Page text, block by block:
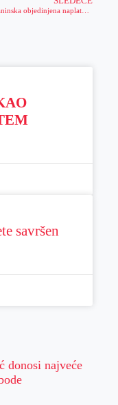
savršen
donosi najveće